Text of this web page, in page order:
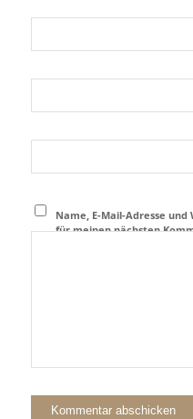
Name, E-Mail-Adresse
für meinen nächsten